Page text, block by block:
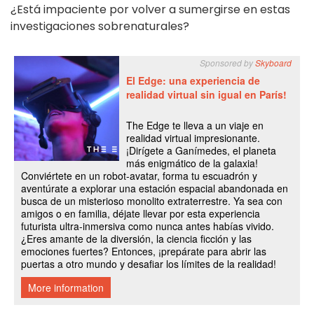
¿Está impaciente por volver a sumergirse en estas
investigaciones sobrenaturales?